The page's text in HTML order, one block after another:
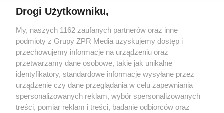
Drogi Użytkowniku,
My, naszych 1162 zaufanych partnerów oraz inne
podmioty z Grupy ZPR Media uzyskujemy dostęp i
przechowujemy informacje na urządzeniu oraz
przetwarzamy dane osobowe, takie jak unikalne
identyfikatory, standardowe informacje wysyłane przez
urządzenie czy dane przeglądania w celu zapewniania
spersonalizowanych reklam, wybór spersonalizowanych
treści, pomiar reklam i treści, badanie odbiorców oraz